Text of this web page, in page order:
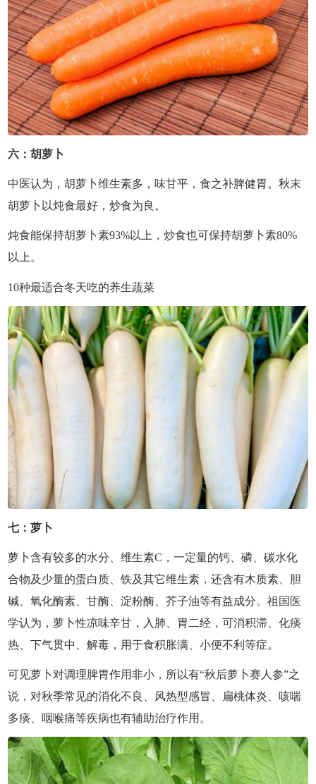
六：胡萝卜
中医认为，胡萝卜维生素多，味甘平，食之补脾健胃。秋末
胡萝卜以炖食最好，炒食为良。
炖食能保持胡萝卜素93%以上，炒食也可保持胡萝卜素80%
以上。
10种最适合冬天吃的养生蔬菜
七：萝卜
萝卜含有较多的水分、维生素C，一定量的钙、磷、碳水化
合物及少量的蛋白质、铁及其它维生素，还含有木质素、胆
碱、氧化酶素、甘酶、淀粉酶、芥子油等有益成分。祖国医
学认为，萝卜性凉味辛甘，入肺、胃二经，可消积滞、化痰
热、下气贯中、解毒，用于食积胀满、小便不利等症。
可见萝卜对调理脾胃作用非小，所以有“秋后萝卜赛人参”之
说，对秋季常见的消化不良、风热型感冒、扁桃体炎、咳喘
多痰、咽喉痛等疾病也有辅助治疗作用。